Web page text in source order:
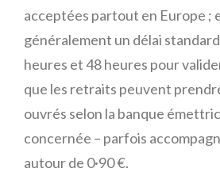
acceptées partout en Europe ;
généralement un délai
heures et 48 heures pour
que les retraits peuvent
ouvrés selon la banque
concernée – parfois
autour de 0·90 €.